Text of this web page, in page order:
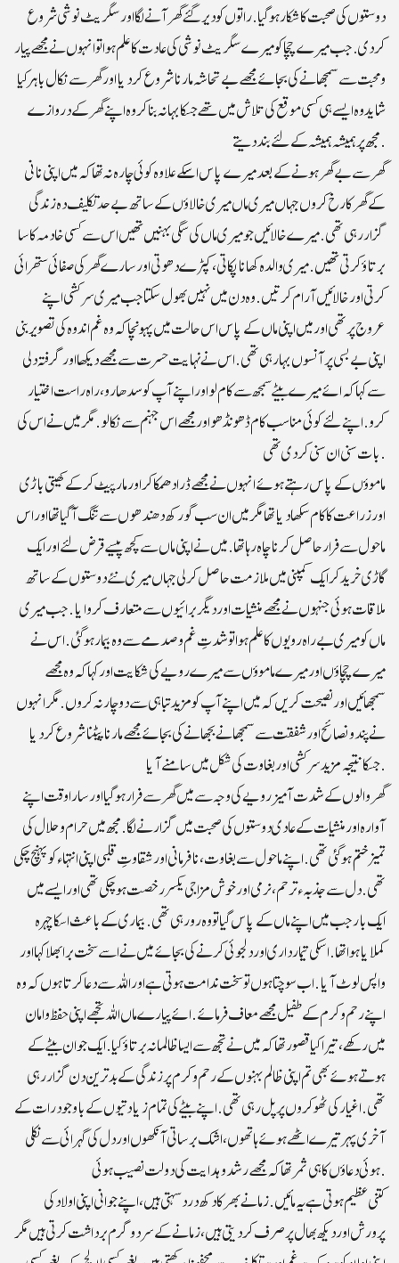
دوستوں کی صحبت کا شکار ہو گیا. راتوں کو دیر گئے گھر آنے لگا اور سگریٹ نوشی شروع
کردی. جب میرے چچا کو میرے سگریٹ نوشی کی عادت کا علم ہوا تو انہوں نے مجھے پیار
و محبت سے سمجھانے کی بجائے مجھے بے تحاشہ مارنا شروع کردیا اور گھر سے نکال باہر کیا
شاید وہ ایسے ہی کسی موقع کی تلاش میں تھے جسکا بہانہ بنا کر وہ اپنے گھر کے دروازے
مجھ پر ہمیشہ ہمیشہ کے لئے بند دیتے.
گھر سے بے گھر ہونے کے بعد میرے پاس اسکے علاوہ کوئی چارہ نہ تھا کہ میں اپنی نانی
کے گھر کا رخ کروں جہاں میری ماں میری خالاؤں کے ساتھ بے حد تکلیف دہ زندگی
گزار رہی تھی.میرے خالائیں جو میری ماں کی سگی بہنیں تھیں اس سے کسی خادمہ کا سا
برتاؤ کرتی تھیں. میری والدہ کھاناپکاتی، کپڑے دھوتی اور سارے گھر کی صفائی ستھرائی
کرتی اور خالائیں آرام کرتیں.وہ دن میں نہیں بھول سکتا جب میری سرکشی اپنے
عروج پر تھی اور میں اپنی ماں کے پاس اس حالت میں پہونچا کہ وہ غم اندوہ کی تصویر بنی
اپنی بے بسی پر آنسوں بہا رہی تھی.اس نے نہایت حسرت سے مجھے دیکھا اور گرفتہ دلی
سے کہا کہ ائے میرے بیٹے سمجھ سے کام لو اور اپنے آپ کو سدھارو، راہ راست اختیار
کرو. اپنے لئے کوئی مناسب کام ڈھونڈھو اور مجھے اس جہنم سے نکالو. مگر میں نے اس کی
بات سنی ان سنی کردی تھی.
ماموؤں کے پاس رہتے ہوئے انہوں نے مجھے ڈرا دھمکا کر اور مار پیٹ کر کے کھیتی باڑی
اور زراعت کا کام سکھا دیا تھا مگر میں ان سب گورکھ دھندھوں سے تنگ آگیا تھا اور اس
ماحول سے فرار حاصل کرنا چاہ رہا تھا. میں نے اپنی ماں سے کچھ پیسے قرض لئے اورایک
گاڑی خرید کر ایک کمپنی میں ملازمت حاصل کرلی جہاں میری نئے دوستوں کے ساتھ
ملاقات ہوئی جنہوں نے مجھے منشیات اور دیگر برائیوں سے متعارف کروایا. جب میری
ماں کو میری بے راہ رویوں کا علم ہوا تو شدتِ غم و صدمے سے وہ بیمار ہو گئی. اس نے
میرے چچاؤں اور میرے ماموؤں سے میرے رویے کی شکایت اور کہا کہ وہ مجھے
سمجھائیں اور نصیحت کریں کہ میں اپنے آپ کو مزید تباہی سے دوچار نہ کروں. مگر انہوں
نے پندونصائح اور شفقت سے سمجھانے بجھانے کی بجائے مجھے مارنا پیٹنا شروع کردیا
جسکا نتیجہ مزید سرکشی اور بغاوت کی شکل میں سامنے آیا.
گھر والوں کے شدت آمیز رویے کی وجہ سے میں گھر سے فرارہوگیا اور سارا وقت اپنے
آوارہ اور منشیات کے عادی دوستوں کی صحبت میں گزارنے لگا. مجھ میں حرام و حلال کی
تمیزختم ہو گئی تھی.اپنے ماحول سے بغاوت،نافرمانی اور شقاوتِ قلبی اپنی انتہا ء کو پہنچ چکی
تھی.دل سے جذبہء ترحم، نرمی اور خوش مزاجی یکسر رخصت ہوچکی تھی اور ایسے میں
ایک بار جب میں اپنے ماں کے پاس گیا تو وہ رو رہی تھی. بیماری کے باعث اسکا چہرہ
کملایا ہوا تھا. اسکی تیمارداری اور دلجوئی کرنے کی بجائے میں نے اسے سخت برا بھلا کہا اور
واپس لوٹ آیا. اب سوچتا ہوں تو سخت ندامت ہوتی ہے اور اللہ سے دعا کرتا ہوں کہ وہ
اپنے رحم وکرم کے طفیل مجھے معاف فرمائے.ائے پیارے ماں اللہ تجھے اپنی حفظ وامان
میں رکھے، تیرا کیا قصور تھا کہ میں نے تجھ سے ایساظالمانہ برتاؤ کیا.ایک جوان بیٹے کے
ہوتے ہوئے بھی تم اپنی ظالم بہنوں کے رحم وکرم پر زندگی کے بدترین دن گزار رہی
تھی. اغیار کی ٹھوکروں پر پل رہی تھی. اپنے بیٹے کی تمام زیادتیوں کے باوجود رات کے
آخری پہر تیرے اٹھے ہوئے ہاتھوں، اشک برساتی آنکھوں اور دل کی گہرائی سے نکلی
ہوئی دعاؤں کا ہی ثمرتھا کہ مجھے رشد وہدایت کی دولت نصیب ہوئی.
کتنی عظیم ہوتی ہے یہ مائیں. زمانے بھر کا دکھ درد سہتی ہیں، اپنے جوانی اپنی اولاد کی
پرورش اور دیکھ بھال پر صرف کردیتی ہیں، زمانے کے سرد وگرم برداشت کرتی ہیں مگر